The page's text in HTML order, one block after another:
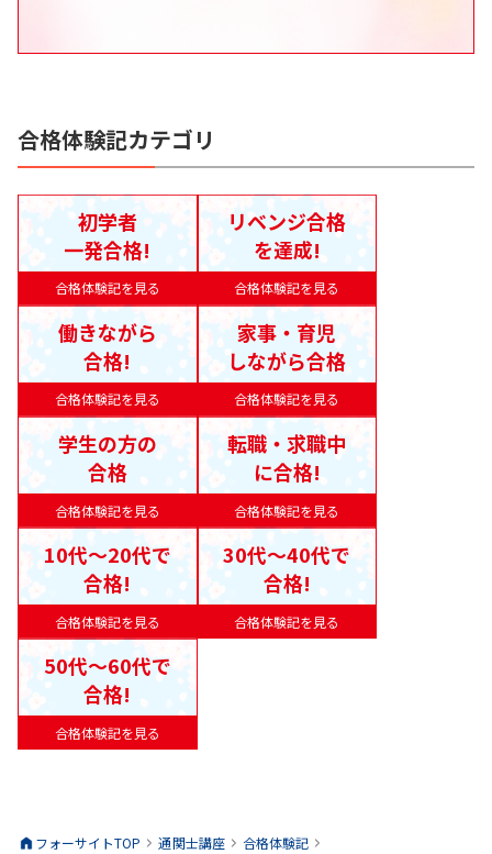
合格体験記カテゴリ
合格体験記を見る
初学者
一発合格!
合格体験記を見る
リベンジ合格
を達成!
合格体験記を見る
働きながら
合格!
合格体験記を見る
家事・育児
しながら合格
合格体験記を見る
学生の方の
合格
合格体験記を見る
転職・求職中
に合格!
合格体験記を見る
10代〜20代で
合格!
合格体験記を見る
30代〜40代で
合格!
合格体験記を見る
50代〜60代で
合格!
フォーサイトTOP 通関士講座
合格体験記